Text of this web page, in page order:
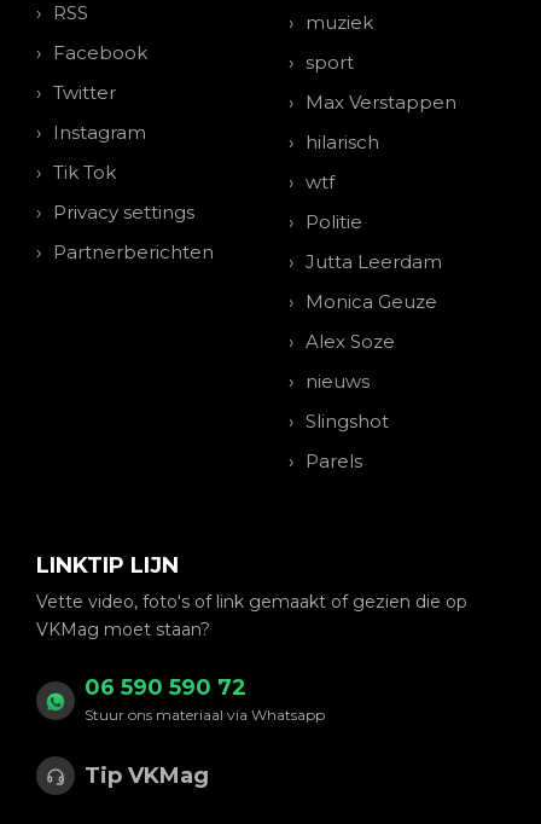
RSS
Facebook
Twitter
Instagram
Tik Tok
Privacy settings
Partnerberichten
muziek
sport
Max Verstappen
hilarisch
wtf
Politie
Jutta Leerdam
Monica Geuze
Alex Soze
nieuws
Slingshot
Parels
LINKTIP LIJN
Vette video, foto's of link gemaakt of gezien die op
VKMag moet staan?
06 590 590 72
Stuur ons materiaal via Whatsapp
Tip VKMag